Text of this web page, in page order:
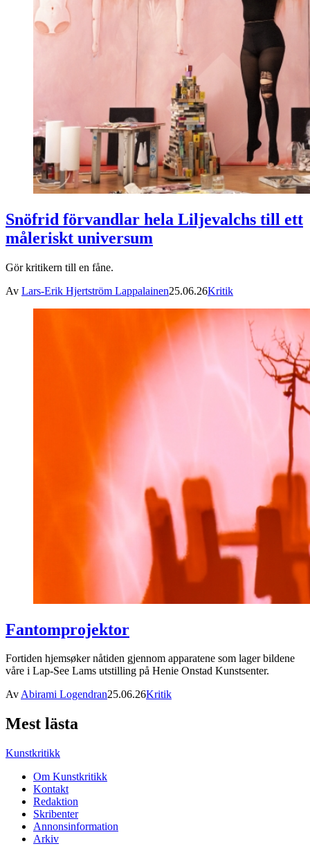
Snöfrid förvandlar hela Liljevalchs till ett
måleriskt universum
Gör kritikern till en fåne.
Av Lars-Erik Hjertström Lappalainen25.06.26Kritik
Fantomprojektor
Fortiden hjemsøker nåtiden gjennom apparatene som lager bildene
våre i Lap-See Lams utstilling på Henie Onstad Kunstsenter.
AvAbirami Logendran25.06.26Kritik
Mest lästa
Kunstkritikk
Om Kunstkritikk
Kontakt
Redaktion
Skribenter
Annonsinformation
Arkiv